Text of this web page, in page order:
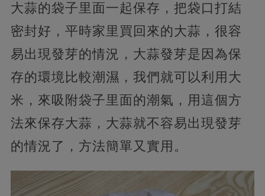
大蒜的袋子里面一起保存，把袋口打結
密封好，平時家里買回來的大蒜，很容
易出現發芽的情況，大蒜發芽是因為保
存的環境比較潮濕，我們就可以利用大
米，來吸附袋子里面的潮氣，用這個方
法來保存大蒜，大蒜就不容易出現發芽
的情況了，方法簡單又實用。